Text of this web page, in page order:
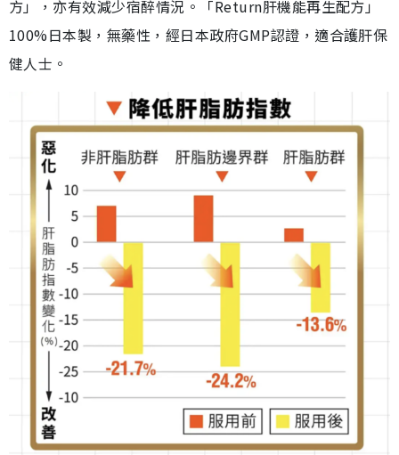
方」，亦有效減少宿醉情況。「Return肝機能再生配方」
100%日本製，無藥性，經日本政府GMP認證，適合護肝保
健人士。